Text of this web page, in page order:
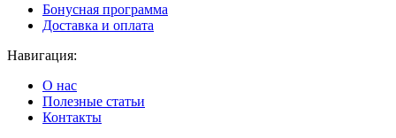
Бонусная программа
Доставка и оплата
Навигация:
О нас
Полезные статьи
Контакты